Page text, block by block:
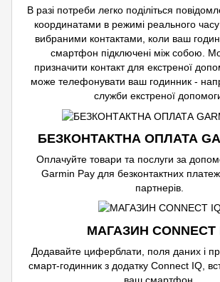
В разі потреби легко поділіться
координатами в режимі реального
вибраними контактами, коли ваш
смартфон підключені між собою.
призначити контакт для екстреної
може телефонувати ваш годинник -
служби екстреної
БЕЗКОНТАКТНА ОПЛАТА
Оплачуйте товари та послуги за
Garmin Pay для безконтактних
партнерів.
МАГАЗИН CONNECT
Додавайте циферблати, поля даних і
смарт-годинник з додатку Connect IQ,